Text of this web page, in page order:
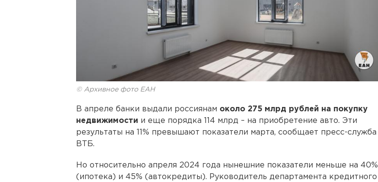
© Архивное фото ЕАН
В апреле банки выдали россиянам около 275 млрд рублей на покупку
недвижимости и еще порядка 114 млрд – на приобретение авто. Эти
результаты на 11% превышают показатели марта, сообщает пресс-служба
ВТБ.
Но относительно апреля 2024 года нынешние показатели меньше на 40%
(ипотека) и 45% (автокредиты). Руководитель департамента кредитного